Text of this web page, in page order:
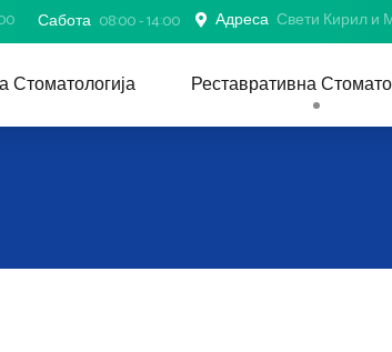
Сабота 08:00 - 14:00 Адреса Свети Кирил и
Стоматологија Реставративна